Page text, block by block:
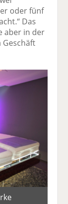
oder fünf
Das
aber in der
Geschäft